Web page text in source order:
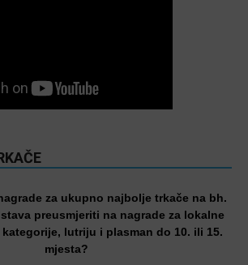
za ukupno najbolje trkače na bh.
preusmjeriti na nagrade za lokalne
lutriju i plasman do 10. ili 15.
mjesta?